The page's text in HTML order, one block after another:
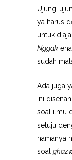
Ujung-
ya harus
untuk
Nggak
sudah
Ada juga
ini
soal ilmu
setuju
namanya
soal